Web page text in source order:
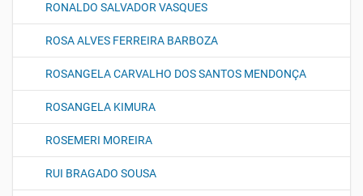
RONALDO SALVADOR VASQUES
ROSA ALVES FERREIRA BARBOZA
ROSANGELA CARVALHO DOS SANTOS MENDONÇA
ROSANGELA KIMURA
ROSEMERI MOREIRA
RUI BRAGADO SOUSA